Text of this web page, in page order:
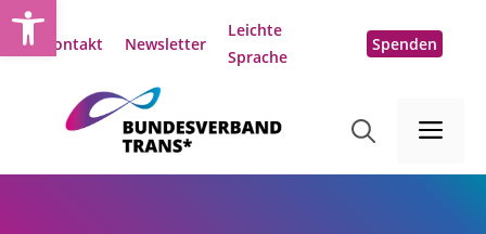
Zum
Inhalt
Kontakt Newsletter
Leichte
Sprache
Spenden